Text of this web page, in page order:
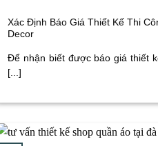
Xác Định Báo Giá Thiết Kế Thi
Decor
Để nhận biết được báo giá thiết
[...]